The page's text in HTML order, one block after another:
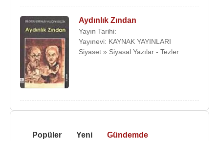
Aydınlık Zından
Yayın Tarihi:
Yayınevi: KAYNAK YAYINLARI
Siyaset » Siyasal Yazılar - Tezler
Popüler Yeni Gündemde